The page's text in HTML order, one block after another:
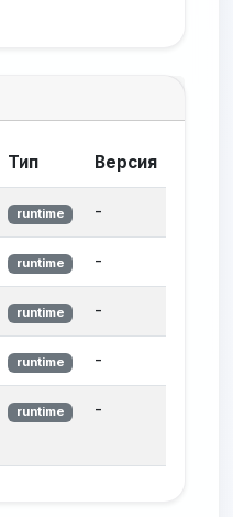
Тип Версия
runtime -
runtime -
runtime -
runtime -
runtime -